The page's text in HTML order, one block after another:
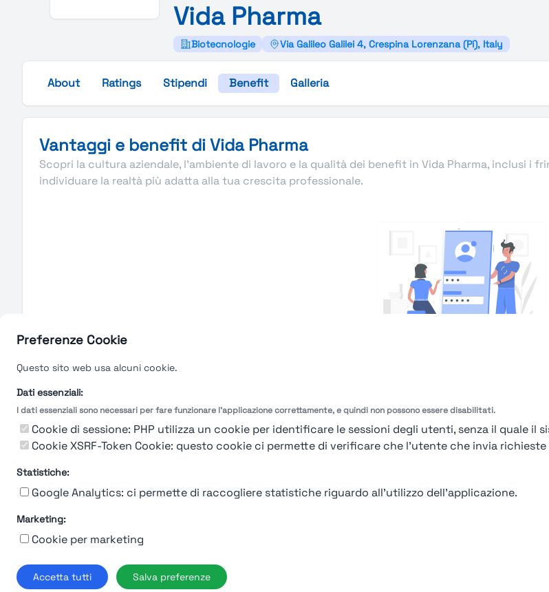
Preferenze Cookie
Questo sito web usa alcuni cookie.
Dati essenziali:
I dati essenziali sono necessari per fare funzionare l'applicazione correttamente, e quindi non possono essere disabilitati.
Cookie di sessione: PHP utilizza un cookie per identificare le sessioni degli utenti, senza il quale il
Cookie XSRF-Token Cookie: questo cookie ci permette di verificare che l'utente che invia
Statistiche:
Google Analytics: ci permette di raccogliere statistiche riguardo all'utilizzo dell'applicazione.
Marketing:
Cookie per marketing
Accetta tutti Salva preferenze
Vida Pharma
Biotecnologie Via Galileo Galilei 4, Crespina Lorenzana (Pi), Italy
About Ratings Stipendi Benefit Galleria
Vantaggi e benefit di Vida Pharma
Scopri la cultura aziendale, l’ambiente di lavoro e la qualità dei benefit in Vida Pharma, inclusi i
individuare la realtà più adatta alla tua crescita professionale.
Ops! Non sei loggato
LoginorIscrivitiper vedere